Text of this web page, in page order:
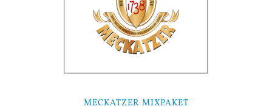
MECKATZER MIXPAKET